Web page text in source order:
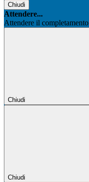
Chiudi
Attendere...
Attendere il
Chiudi
Chiudi